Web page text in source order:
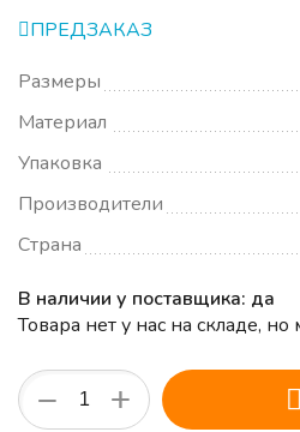
ПРЕДЗАКАЗ
Размеры
Материал
Упаковка
Производители
Страна
В наличии у поставщика: да
Товара нет у нас на складе,
+
−